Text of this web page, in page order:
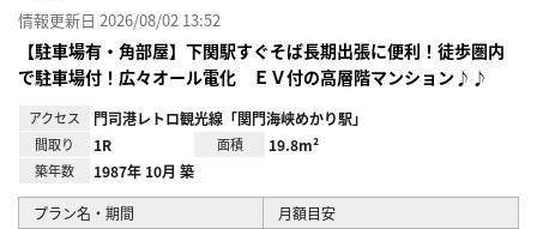
情報更新日 2026/08/02 13:52
【駐車場有・角部屋】下関駅すぐそば長期出張に便利！徒歩圏内
で駐車場付！広々オール電化 ＥＶ付の高層階マンション♪♪
アクセス 門司港レトロ観光線「関門海峡めかり駅」
間取り 1R 面積 19.8m²
築年数 1987年 10月 築
プラン名・期間 月額目安